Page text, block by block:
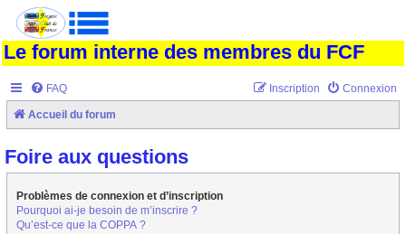
Le forum interne des membres du FCF
FAQ Connexion
Inscription
Accueil du forum
Foire aux questions
Problèmes de connexion et d’inscription
Pourquoi ai-je besoin de m’inscrire ?
Qu’est-ce que la COPPA ?